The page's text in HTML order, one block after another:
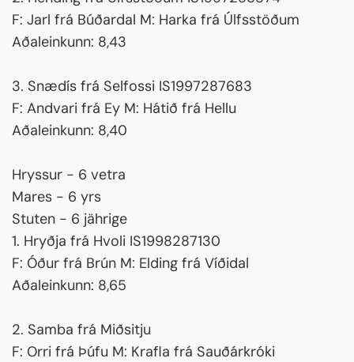
F: Jarl frá Búðardal M: Harka frá Úlfsstöðum
Aðaleinkunn: 8,43
3. Snædís frá Selfossi IS1997287683
F: Andvari frá Ey M: Hátið frá Hellu
Aðaleinkunn: 8,40
Hryssur - 6 vetra
Mares - 6 yrs
Stuten - 6 jährige
1. Hryðja frá Hvoli IS1998287130
F: Óður frá Brún M: Elding frá Víðidal
Aðaleinkunn: 8,65
2. Samba frá Miðsitju
F: Orri frá Þúfu M: Krafla frá Sauðárkróki